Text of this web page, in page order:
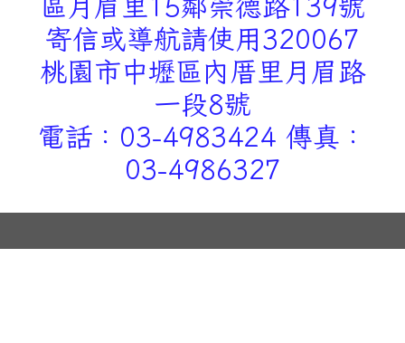
區月眉里15鄰崇德路139號
寄信或導航請使用320067
桃園市中壢區內厝里月眉路
一段8號
電話：03-4983424 傳真：
03-4986327